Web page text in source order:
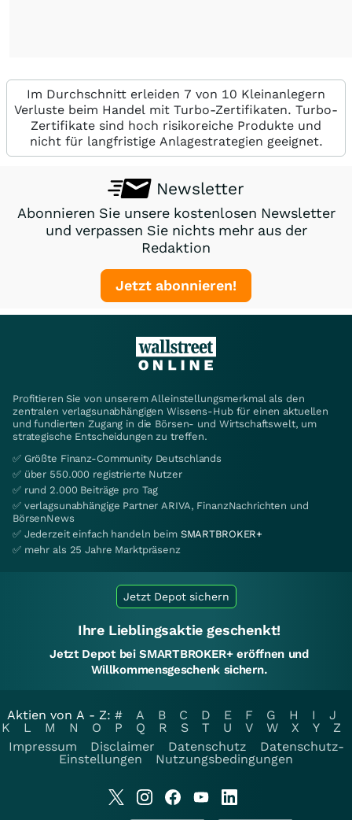
Im Durchschnitt erleiden 7 von 10 Kleinanlegern
Verluste beim Handel mit Turbo-Zertifikaten. Turbo-
Zertifikate sind hoch risikoreiche Produkte und
nicht für langfristige Anlagestrategien geeignet.
Newsletter
Abonnieren Sie unsere kostenlosen Newsletter
und verpassen Sie nichts mehr aus der
Redaktion
Jetzt abonnieren!
Profitieren Sie von unserem Alleinstellungsmerkmal als den
zentralen verlagsunabhängigen Wissens-Hub für einen aktuellen
und fundierten Zugang in die Börsen- und Wirtschaftswelt, um
strategische Entscheidungen zu treffen.
✅ Größte Finanz-Community Deutschlands
✅ über 550.000 registrierte Nutzer
✅ rund 2.000 Beiträge pro Tag
✅ verlagsunabhängige Partner ARIVA, FinanzNachrichten und
BörsenNews
✅ Jederzeit einfach handeln beim SMARTBROKER+
✅ mehr als 25 Jahre Marktpräsenz
Jetzt Depot sichern
Ihre Lieblingsaktie geschenkt!
Jetzt Depot bei SMARTBROKER+ eröffnen und
Willkommensgeschenk sichern.
Aktien von A - Z: # A B C D E F G H I
J
K
L M N O P Q R S T U V W X Y
Z
Impressum
Disclaimer Datenschutz
Datenschutz-
Einstellungen
Nutzungsbedingungen